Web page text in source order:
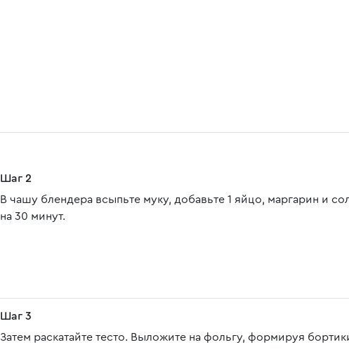
Шаг 2
В чашу блендера всыпьте муку, добавьте 1 яйцо, маргарин и
на 30 минут.
Шаг 3
Затем раскатайте тесто. Выложите на фольгу, формируя